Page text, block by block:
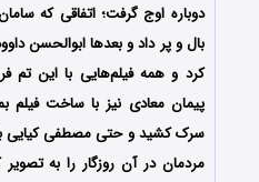
دوباره اوج گرفت؛ اتفاقی که
بال و پر داد و بعدها ابوالحسن
کرد و همه فیلم‌هایی با این تم
پیمان معادی نیز با ساخت
سرک کشید و حتی مصطفی کیایی
مردمان در آن روزگار را به